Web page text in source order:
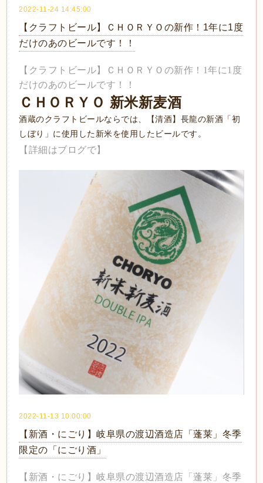
2022-11-24 14:45:00
【クラフトビール】ＣＨＯＲＹＯの新作！1年に1度
だけのあのビールです！！
【クラフトビール】ＣＨＯＲＹＯの新作！1年に1度
だけのあのビールです！！
ＣＨＯＲＹＯ 新米新麦酒
酒蔵のクラフトビールならでは、【清酒】長龍の新酒「初
しぼり」に使用した新米を使用したビールです。
【詳細はブログで】
2022-11-13 10:00:00
【新酒・にごり】岐阜県の渡辺酒造店「蓬莱」冬季
限定の「にごり酒」
【新酒・にごり】岐阜県の渡辺酒造店「蓬莱」冬季